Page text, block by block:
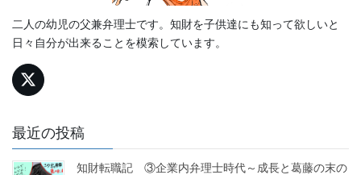
二人の幼児の父兼弁理士です。知財を子供達にも知って欲しいと
日々自分が出来ることを模索しています。
最近の投稿
知財転職記 ③企業内弁理士時代～成長と葛藤の末の